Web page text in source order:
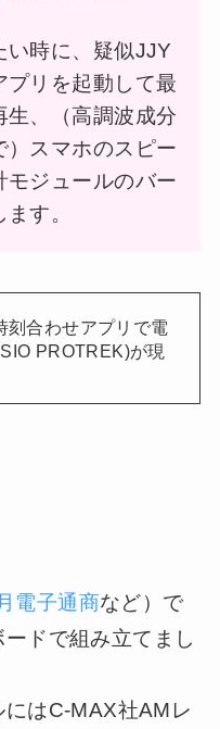
い時に、疑似JJY
プリを起動して最
生、（高調波成分
）スマホのスピー
モジュールのバー
す。
刻合わせアプリで電
PROTREK)が現
電子通商など）で
ドで組み立てまし
はC-MAX社AMレ